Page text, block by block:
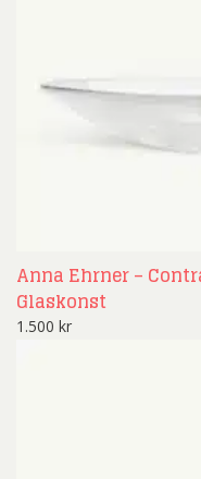
Anna Ehrner –
Glaskonst
1.500 kr